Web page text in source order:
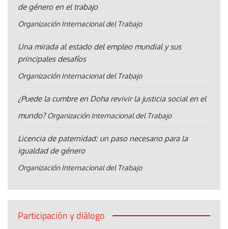
de género en el trabajo
Organización Internacional del Trabajo
Una mirada al estado del empleo mundial y sus
principales desafíos
Organización Internacional del Trabajo
¿Puede la cumbre en Doha revivir la justicia social en el
mundo? Organización Internacional del Trabajo
Licencia de paternidad: un paso necesario para la
igualdad de género
Organización Internacional del Trabajo
Participación y diálogo